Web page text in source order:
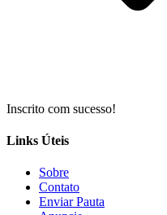
Inscrito com sucesso!
Links Úteis
Sobre
Contato
Enviar Pauta